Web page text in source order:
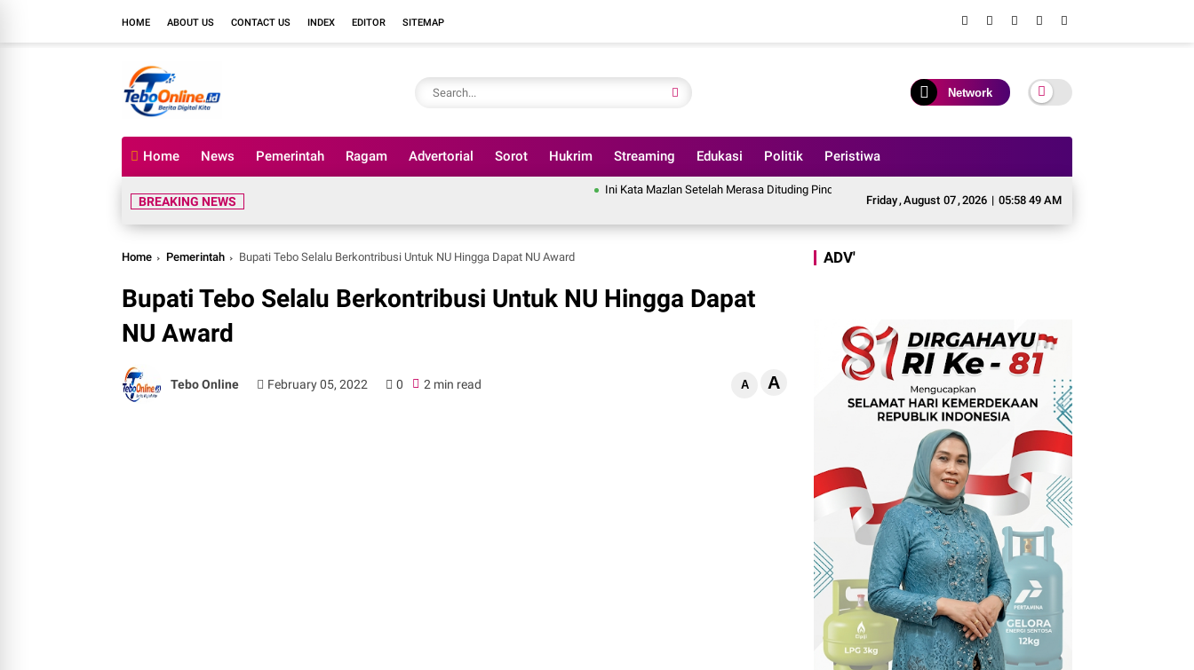
HOME ABOUT US CONTACT US INDEX EDITOR SITEMAP
Network
Home News Pemerintah Ragam Advertorial Sorot Hukrim Streaming Edukasi Politik Peristiwa
Friday,August 07,2026 | 05:58 51 AM
BREAKING NEWS
Ini Kata Mazlan Setelah Merasa Dituding Pindahkan Anggaran Perbaikan Jalan Simpang Betung - Pintas ke Jalan Padang Lamo
Home Pemerintah Bupati Tebo Selalu Berkontribusi Untuk NU Hingga Dapat NU Award
Bupati Tebo Selalu Berkontribusi Untuk NU Hingga Dapat
NU Award
Tebo Online February 05, 2022 0 2 min read A A
ADV'